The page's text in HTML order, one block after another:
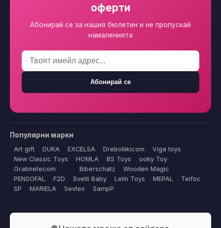
оферти
Абонирай се за нашия бюлетин и не пропускай
намаленията
Абонирай се
Популярни марки
Art gift DUKA EXCELSA Dreboliikicom
Viga toys
New Classic Toys
HOMLA BS Toys
ooky Toy
Grabnetecom
Biberschatz
Wooden Magic
PENSOFAL
F2D Svetli Baby Lelin Toys MEPAL
Teifoc
SP
MARIELA Sevtex SampP